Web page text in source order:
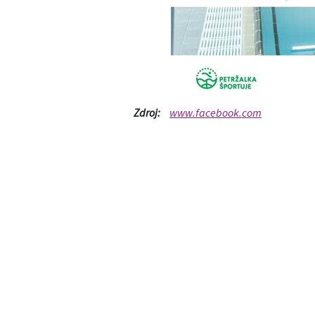
Zdroj: www.facebook.com